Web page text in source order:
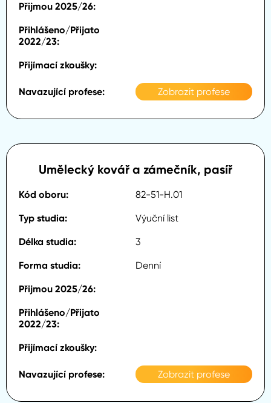
Zobrazit profese
Umělecký kovář a zámečník, pasíř
82-51-H.01
Výuční list
3
Denní
Zobrazit profese